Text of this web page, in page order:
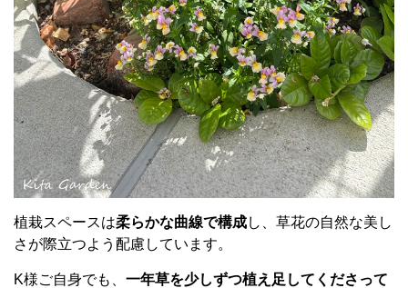
植栽スペースは柔らかな曲線で構成し、草花の自然な美し
さが際立つよう配慮しています。
K様ご自身でも、 一年草を少しずつ植え足してくださって